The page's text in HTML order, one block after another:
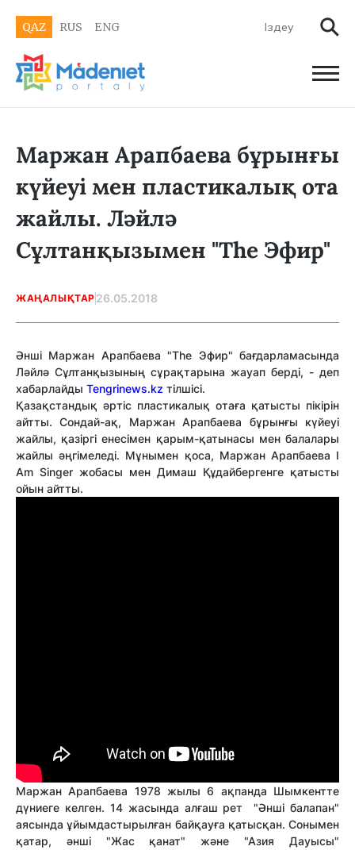
QAZ RUS ENG
Маржан Арапбаева бұрынғы
күйеуі мен пластикалық ота
жайлы. Ләйлә
Сұлтанқызымен "The Эфир"
ЖАҢАЛЫҚТАР 26.05.2018
Әнші Маржан Арапбаева "The Эфир" бағдарламасында
Ләйлә Сұлтанқызының сұрақтарына жауап берді, - деп
хабарлайды Tengrinews.kz тілшісі.
Қазақстандық әртіс пластикалық отаға қатысты пікірін
айтты. Сондай-ақ, Маржан Арапбаева бұрынғы күйеуі
жайлы, қазіргі енесімен қарым-қатынасы мен балалары
жайлы әңгімеледі. Мұнымен қоса, Маржан Арапбаева I
Am Singer жобасы мен Димаш Құдайбергенге қатысты
ойын айтты.
Маржан Арапбаева 1978 жылы 6 ақпанда Шымкентте
дүниеге келген. 14 жасында алғаш рет "Әнші балапан"
аясында ұйымдастырылған байқауға қатысқан. Сонымен
қатар, әнші "Жас қанат" және "Азия Дауысы"